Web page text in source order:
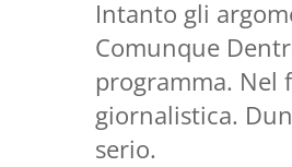
Intanto gli
Comunque
programma. Nel
giornalistica.
serio.